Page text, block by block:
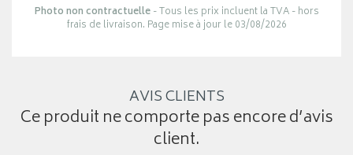
Photo non contractuelle- Tous les prix incluent la TVA - hors
frais de livraison. Page mise à jour le 03/08/2026
AVIS CLIENTS
Ce produit ne comporte pas encore d’avis
client.